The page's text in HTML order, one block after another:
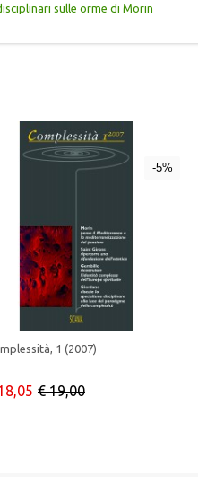
sulle orme di Morin
1 (2007)
€ 19,00
-5%